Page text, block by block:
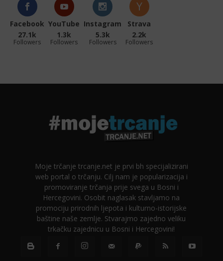
Facebook
27.1k
Followers
YouTube
1.3k
Followers
Instagram
5.3k
Followers
Strava
2.2k
Followers
Moje trčanje trcanje.net je prvi bh specijalizirani
web portal o trčanju. Cilj nam je popularizacija i
promoviranje trčanja prije svega u Bosni i
Hercegovini. Osobit naglasak stavljamo na
promociju prirodnih ljepota i kulturno-istorijske
baštine naše zemlje. Stvarajmo zajedno veliku
trkačku zajednicu u Bosni i Hercegovini!